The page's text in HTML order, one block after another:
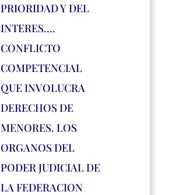
PRIORIDAD Y DEL
INTERES….
CONFLICTO
COMPETENCIAL
QUE INVOLUCRA
DERECHOS DE
MENORES. LOS
ORGANOS DEL
PODER JUDICIAL DE
LA FEDERACION